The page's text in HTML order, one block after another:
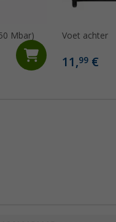
Mbar) Voet achter
11,99 €